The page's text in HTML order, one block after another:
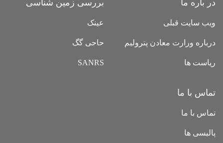
در باره ما
ویب سایت قبلی
درباره وزارت معادن پترولیم
ریاست ها
بررسی زمین شناسی
عینک
حاجی گگ
SANRS
تماس با ما
تماس با ما
پالیسی ها